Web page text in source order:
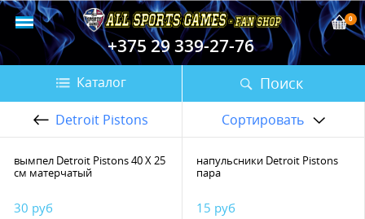
+375 29 339-27-76
Поиск
0
Каталог
Detroit Pistons Сортировать
вымпел Detroit Pistons 40 Х 25
см матерчатый
30 руб
напульсники Detroit Pistons
пара
15 руб